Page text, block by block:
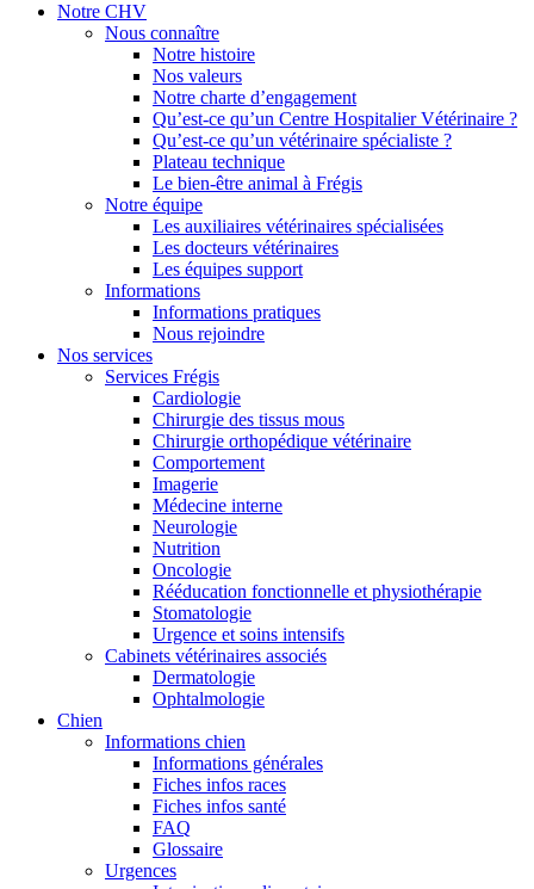
Notre CHV
Nous connaître
Notre histoire
Nos valeurs
Notre charte d’engagement
Qu’est-ce qu’un Centre Hospitalier Vétérinaire ?
Qu’est-ce qu’un vétérinaire spécialiste ?
Plateau technique
Le bien-être animal à Frégis
Notre équipe
Les auxiliaires vétérinaires spécialisées
Les docteurs vétérinaires
Les équipes support
Informations
Informations pratiques
Nous rejoindre
Nos services
Services Frégis
Cardiologie
Chirurgie des tissus mous
Chirurgie orthopédique vétérinaire
Comportement
Imagerie
Médecine interne
Neurologie
Nutrition
Oncologie
Rééducation fonctionnelle et physiothérapie
Stomatologie
Urgence et soins intensifs
Cabinets vétérinaires associés
Dermatologie
Ophtalmologie
Chien
Informations chien
Informations générales
Fiches infos races
Fiches infos santé
FAQ
Glossaire
Urgences